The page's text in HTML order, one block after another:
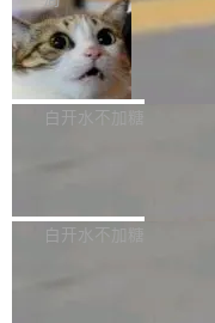
aDB 捕获 commit 之间的
bet、微软以及 Meta 等传
ceXAI的资金消耗速度尤
撑庞大支出的资金来源却
貌。数据显示，微软和
1.2，驱动这个 agent 的新
你可以用 curl -fsSL
sh | bash 安装一个能在
代码、验证结果的 AI 终
个主 agent 循环，外加一
美团开源 LoHoSearch
准 AI 能力认知
机器出题的前提，是让机
构建流程可以分为四个环
白开水不加糖
库，并将作为transport接
白开水不加糖